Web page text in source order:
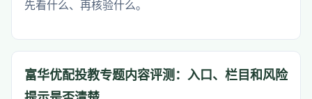
先看什么、再核验什么。
富华优配投教专题内容评测：入口、栏目和风险